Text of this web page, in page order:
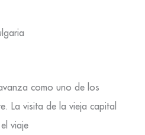
como uno de los
La visita de la vieja capital
viaje